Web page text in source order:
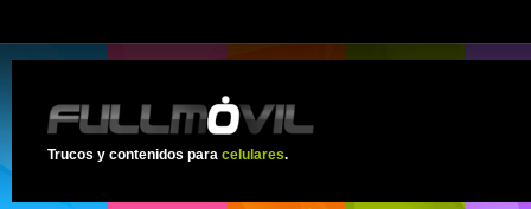
Trucos y contenidos para celulares.